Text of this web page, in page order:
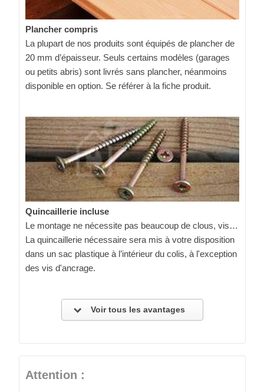
Plancher compris
La plupart de nos produits sont équipés de plancher de
20 mm d’épaisseur. Seuls certains modèles (garages
ou petits abris) sont livrés sans plancher, néanmoins
disponible en option. Se référer à la fiche produit.
Quincaillerie incluse
Le montage ne nécessite pas beaucoup de clous, vis…
La quincaillerie nécessaire sera mis à votre disposition
dans un sac plastique à l’intérieur du colis, à l'exception
des vis d'ancrage.
Voir tous les avantages
Attention :